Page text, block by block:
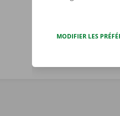
MODIFIER LES